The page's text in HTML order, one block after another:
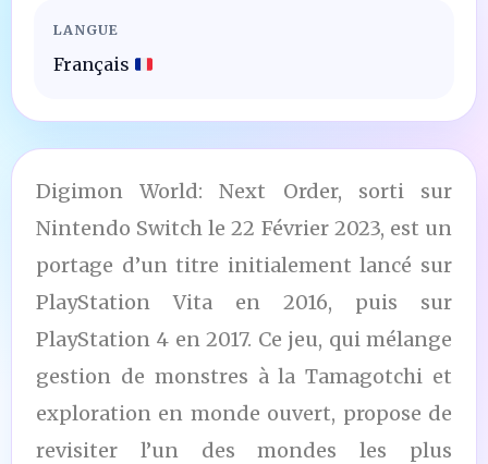
LANGUE
Français
Digimon World: Next Order, sorti sur
Nintendo Switch le 22 Février 2023, est un
portage d’un titre initialement lancé sur
PlayStation Vita en 2016, puis sur
PlayStation 4 en 2017. Ce jeu, qui mélange
gestion de monstres à la Tamagotchi et
exploration en monde ouvert, propose de
revisiter l’un des mondes les plus